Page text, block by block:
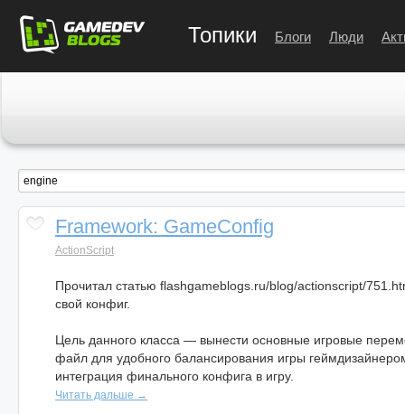
Топики Блоги Люди
Framework: GameConfig
ActionScript
Прочитал статью flashgameblogs.ru/blog/actionscript/
свой конфиг.
Цель данного класса — вынести основные игровые
файл для удобного балансирования игры
интеграция финального конфига в игру.
Читать дальше →